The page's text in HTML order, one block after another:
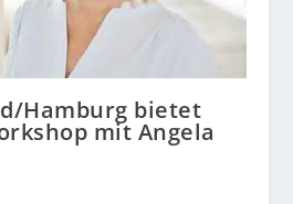
Hamburg bietet
mit Angela